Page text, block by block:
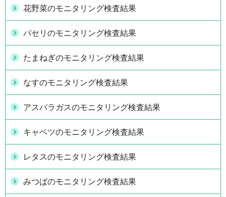
花野菜のモニタリング検査結果
パセリのモニタリング検査結果
たまねぎのモニタリング検査結果
なすのモニタリング検査結果
アスパラガスのモニタリング検査結果
キャベツのモニタリング検査結果
レタスのモニタリング検査結果
みつばのモニタリング検査結果